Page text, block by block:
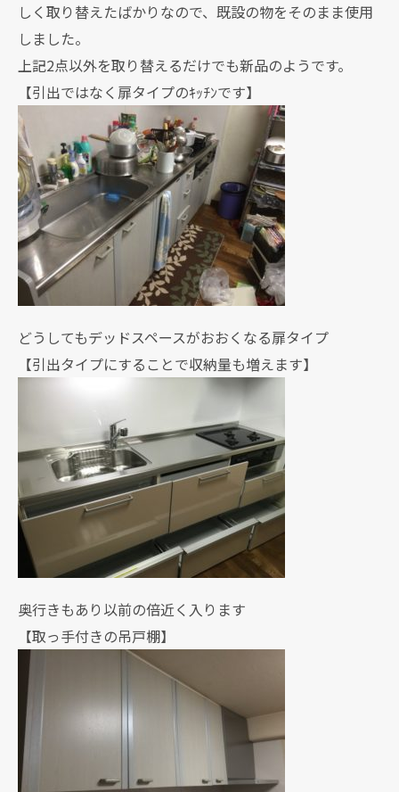
しく取り替えたばかりなので、既設の物をそのまま使用
しました。
上記2点以外を取り替えるだけでも新品のようです。
【引出ではなく扉タイプのｷｯﾁﾝです】
どうしてもデッドスペースがおおくなる扉タイプ
【引出タイプにすることで収納量も増えます】
奥行きもあり以前の倍近く入ります
【取っ手付きの吊戸棚】